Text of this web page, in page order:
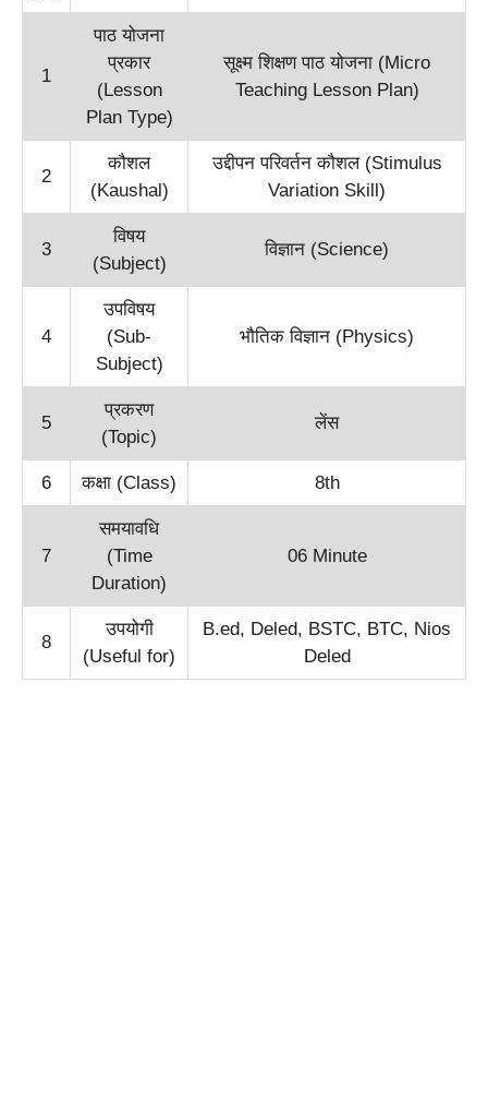
1
पाठ योजना
प्रकार
(Lesson
Plan Type)
सूक्ष्म शिक्षण पाठ योजना (Micro
Teaching Lesson Plan)
2
कौशल
(Kaushal)
उद्दीपन परिवर्तन कौशल (Stimulus
Variation Skill)
3
विषय
(Subject)
विज्ञान (Science)
4
उपविषय
(Sub-
Subject)
भौतिक विज्ञान (Physics)
5
प्रकरण
(Topic)
लेंस
6 कक्षा (Class) 8th
7
समयावधि
(Time
Duration)
06 Minute
8
उपयोगी
(Useful for)
B.ed, Deled, BSTC, BTC, Nios
Deled